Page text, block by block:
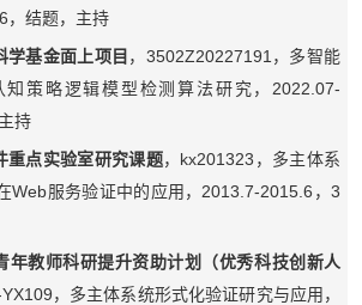
，结题，主持
学基金面上项目 ， 3502Z20227191 ，多智能
策略逻辑模型检测算法研究， 2022.07-
持
重点实验室研究课题， kx201323 ，多主体系
Web服务验证中的应用， 2013.7-2015.6 ，3
年教师科研提升资助计划（优秀科技创新人
，多主体系统形式化验证研究与应用，